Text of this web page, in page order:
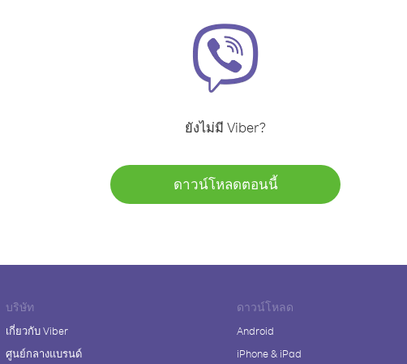
ยังไม่มี Viber?
ดาวน์โหลดตอนนี้
บริษัท
เกี่ยวกับ Viber
ศูนย์กลางแบรนด์
ดาวน์โหลด
Android
iPhone & iPad